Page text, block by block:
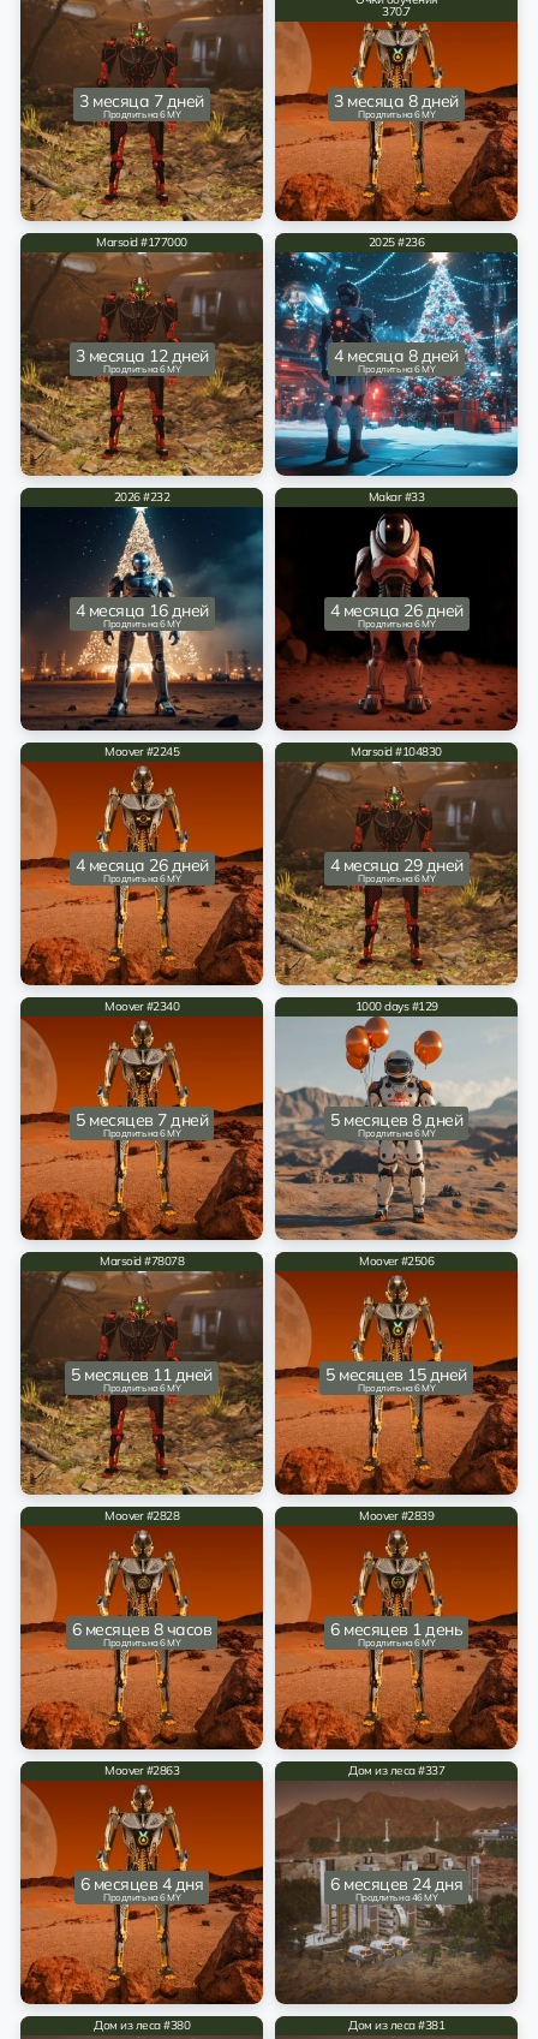
3 месяца 7 дней
Продлить на 6 MY
370.7
3 месяца 8 дней
Продлить на 6 MY
Marsoid #177000
3 месяца 12 дней
Продлить на 6 MY
2025 #236
4 месяца 8 дней
Продлить на 6 MY
2026 #232
4 месяца 16 дней
Продлить на 6 MY
Makar #33
4 месяца 26 дней
Продлить на 6 MY
Moover #2245
4 месяца 26 дней
Продлить на 6 MY
Marsoid #104830
4 месяца 29 дней
Продлить на 6 MY
Moover #2340
5 месяцев 7 дней
Продлить на 6 MY
1000 days #129
5 месяцев 8 дней
Продлить на 6 MY
Marsoid #78078
5 месяцев 11 дней
Продлить на 6 MY
Moover #2506
5 месяцев 15 дней
Продлить на 6 MY
Moover #2828
6 месяцев 8 часов
Продлить на 6 MY
Moover #2839
6 месяцев 1 день
Продлить на 6 MY
Moover #2863
6 месяцев 4 дня
Продлить на 6 MY
Дом из леса #337
6 месяцев 24 дня
Продлить на 46 MY
Дом из леса #380 Дом из леса #381